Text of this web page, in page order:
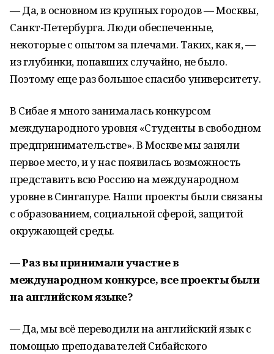
— Да, в основном из крупных городов — Москвы,
Санкт-Петербурга. Люди обеспеченные,
некоторые с опытом за плечами. Таких, как я, —
из глубинки, попавших случайно, не было.
Поэтому еще раз большое спасибо университету.
В Сибае я много занималась конкурсом
международного уровня «Студенты в свободном
предпринимательстве». В Москве мы заняли
первое место, и у нас появилась возможность
представить всю Россию на международном
уровне в Сингапуре. Наши проекты были связаны
с образованием, социальной сферой, защитой
окружающей среды.
— Раз вы принимали участие в
международном конкурсе, все проекты были
на английском языке?
— Да, мы всё переводили на английский язык с
помощью преподавателей Сибайского